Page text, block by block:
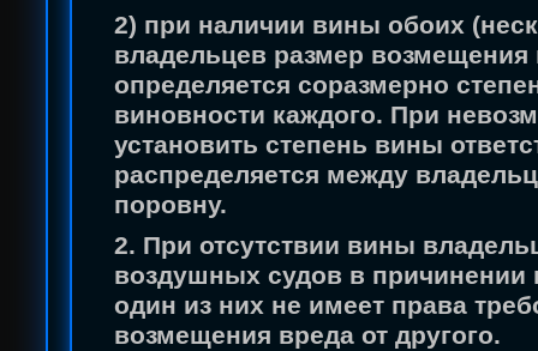
2) при наличии вины обоих
владельцев размер возмещения
определяется соразмерно
виновности каждого. При
установить степень вины
распределяется между
поровну.
2. При отсутствии вины
воздушных судов в причинении
один из них не имеет права
возмещения вреда от другого.